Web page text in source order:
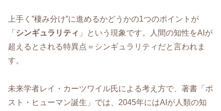
上手く”棲み分け”に進めるかどうかの1つのポイントが
「 シンギュラリティ 」という現象です。人間の知性をAIが
超えるとされる特異点＝シンギュラリティだと言われま
す。
未来学者レイ・カーツワイル氏による考え方で、著書「ポ
スト・ヒューマン誕生」では、2045年にはAIが人類の知